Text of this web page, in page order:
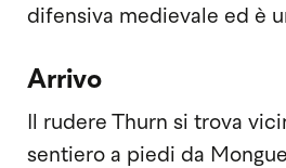
difensiva medievale ed è
Arrivo
Il rudere Thurn si trova
sentiero a piedi da